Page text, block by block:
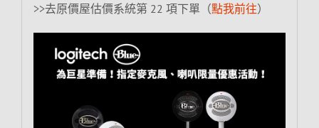
>>去原價屋估價系統第 22 項下單（點我前往）